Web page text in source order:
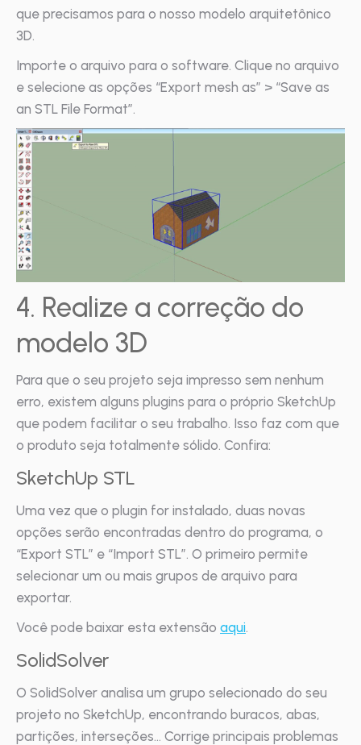
que precisamos para o nosso modelo arquitetônico
3D.
Importe o arquivo para o software. Clique no arquivo
e selecione as opções “Export mesh as” > “Save as
an STL File Format”.
4. Realize a correção do
modelo 3D
Para que o seu projeto seja impresso sem nenhum
erro, existem alguns plugins para o próprio SketchUp
que podem facilitar o seu trabalho. Isso faz com que
o produto seja totalmente sólido. Confira:
SketchUp STL
Uma vez que o plugin for instalado, duas novas
opções serão encontradas dentro do programa, o
“Export STL” e “Import STL”. O primeiro permite
selecionar um ou mais grupos de arquivo para
exportar.
Você pode baixar esta extensão aqui.
SolidSolver
O SolidSolver analisa um grupo selecionado do seu
projeto no SketchUp, encontrando buracos, abas,
partições, interseções… Corrige principais problemas